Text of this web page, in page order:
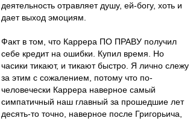
деятельность отравляет душу, ей-богу, хоть и
дает выход эмоциям.
Факт в том, что Каррера ПО ПРАВУ получил
себе кредит на ошибки. Купил время. Но
часики тикают, и тикают быстро. Я лично слежу
за этим с сожалением, потому что по-
человечески Каррера наверное самый
симпатичный наш главный за прошедшие лет
десять-то точно, наверное после Григорьича,